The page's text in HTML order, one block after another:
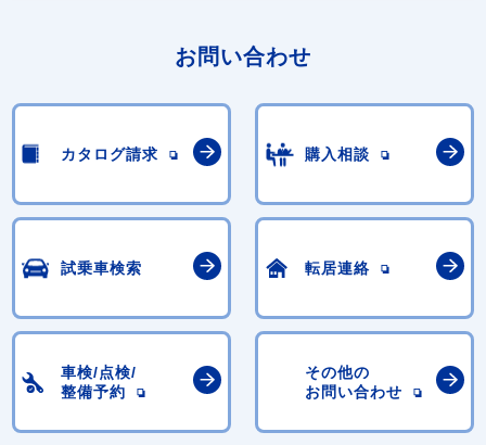
お問い合わせ
カタログ請求 購入相談
試乗車検索 転居連絡
車検/点検/
整備予約
その他の
お問い合わせ